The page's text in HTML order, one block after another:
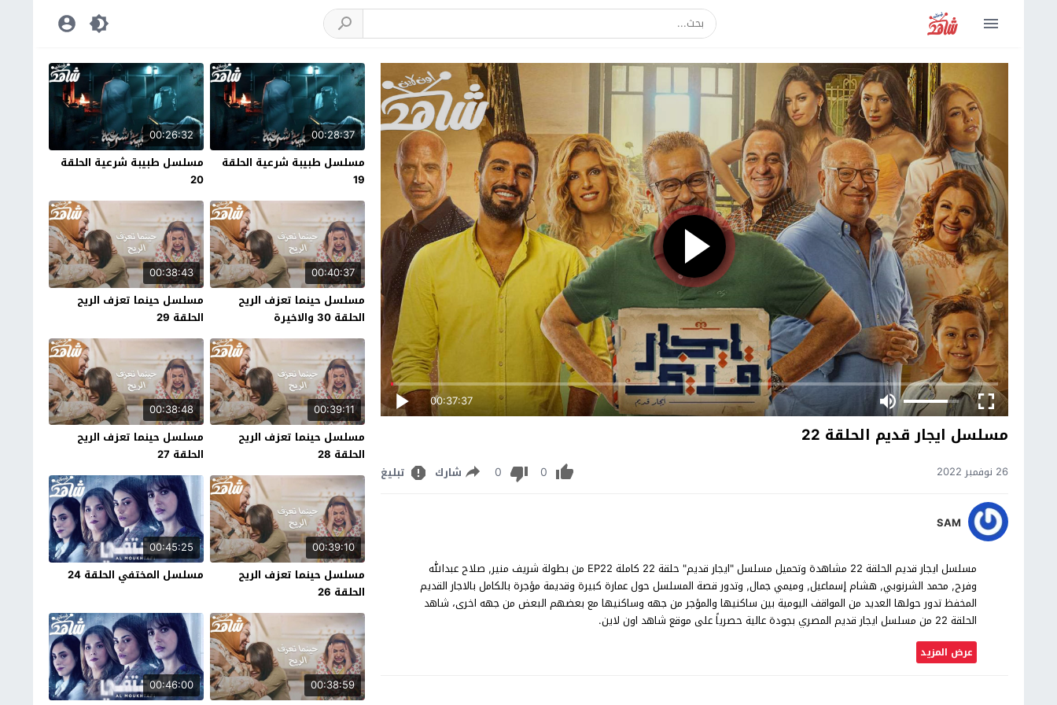
00:37:37
مسلسل ايجار قديم الحلقة 22
26 نوفمبر 2022 0
0 شارك تبليغ
SAM
مسلسل ايجار قديم الحلقة 22 مشاهدة وتحميل مسلسل "ايجار قديم" حلقة 22 كاملة EP22 من بطولة شريف منير, صلاح عبدالله
وفرح, محمد الشرنوبي, هشام إسماعيل, وميمي جمال, وتدور قصة المسلسل حول عمارة كبيرة وقديمة مؤجرة بالكامل بالاجار القديم
المخفظ تدور حولها العديد من المواقف اليومية بين ساكنيها والمؤجر من جهه وساكنيها مع بعضهم البعض من جهه اخرى، شاهد
الحلقة 22 من مسلسل ايجار قديم المصري بجودة عالية حصرياً على موقع شاهد اون لاين.
عرض المزيد
00:28:37
مسلسل طبيبة شرعية الحلقة
19
00:26:32
مسلسل طبيبة شرعية الحلقة
20
00:40:37
مسلسل حينما تعزف الريح
الحلقة 30 والاخيرة
00:38:43
مسلسل حينما تعزف الريح
الحلقة 29
00:39:11
مسلسل حينما تعزف الريح
الحلقة 28
00:38:48
مسلسل حينما تعزف الريح
الحلقة 27
00:39:10
مسلسل حينما تعزف الريح
الحلقة 26
00:45:25
مسلسل المختفي الحلقة 24
00:38:59
00:46:00